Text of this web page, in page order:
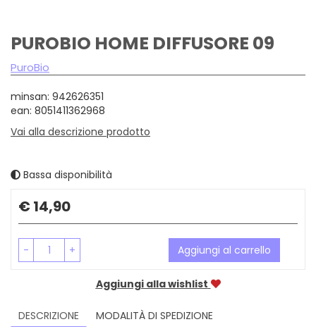
PUROBIO HOME DIFFUSORE 09
PuroBio
minsan: 942626351
ean: 8051411362968
Vai alla descrizione prodotto
Bassa disponibilità
Prezzo
€ 14,90
- + Aggiungi al carrello
Aggiungi alla wishlist
DESCRIZIONE
MODALITÀ DI SPEDIZIONE